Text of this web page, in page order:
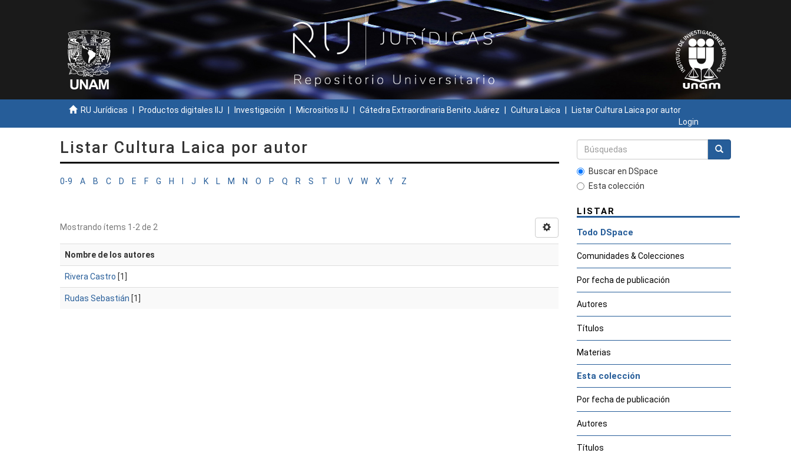
RU Jurídicas Productos digitales IIJ Investigación Micrositios IIJ Cátedra Extraordinaria Benito Juárez Cultura Laica
Listar Cultura Laica por autor
Login
Listar Cultura Laica por autor
0-9 A B C D E F G H J K L M N O P Q R S T U V W X Y Z
Mostrando ítems 1-2 de 2
Nombre de los autores
Rivera Castro [1]
Rudas Sebastián [1]
Buscar en DSpace
Esta colección
LISTAR
Todo DSpace
Comunidades & Colecciones
Por fecha de publicación
Autores
Títulos
Materias
Esta colección
Por fecha de publicación
Autores
Títulos